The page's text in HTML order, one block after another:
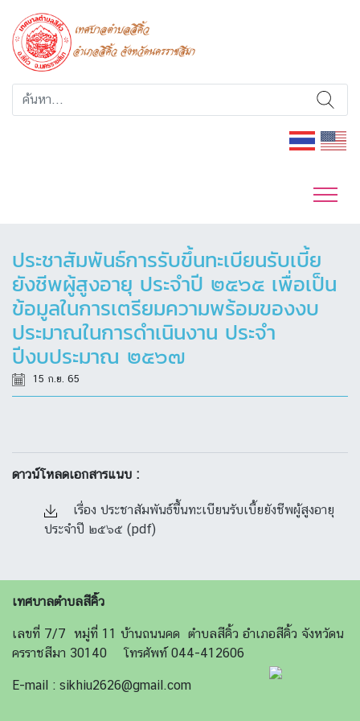
ประชาสัมพันธ์การรับขึ้นทะเบียนรับเบี้ย
ยังชีพผู้สูงอายุ ประจำปี ๒๕๖๕ เพื่อเป็น
ข้อมูลในการเตรียมความพร้อมของงบ
ประมาณในการดำเนินงาน ประจำ
ปีงบประมาณ ๒๕๖๗
15 ก.ย. 65
ดาวน์โหลดเอกสารแนบ :
เรื่อง ประชาสัมพันธ์ขึ้นทะเบียนรับเบี้ยยังชีพผู้สูงอายุ
ประจำปี ๒๕๖๕ (pdf)
เทศบาลตำบลสีคิ้ว
เลขที่ 7/7 หมู่ที่ 11 บ้านถนนคด ตำบลสีคิ้ว อำเภอสีคิ้ว จังหวัดน
ครราชสีมา 30140 โทรศัพท์ 044-412606
E-mail : sikhiu2626@gmail.com